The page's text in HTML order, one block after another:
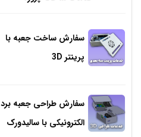
سفارش ساخت جعبه با
پرینتر 3D
سفارش طراحی جعبه برد
الکترونیکی با سالیدورک